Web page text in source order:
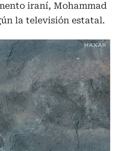
iraní, Mohammad
la televisión estatal.